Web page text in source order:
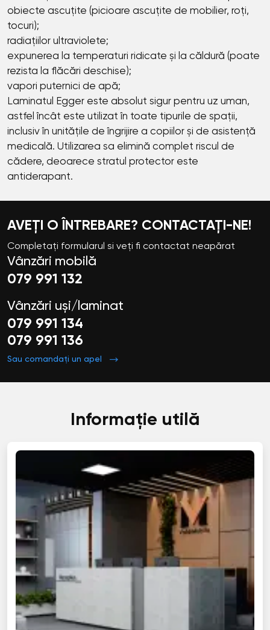
obiecte ascuțite (picioare ascuțite de mobilier, roți,
tocuri);
radiațiilor ultraviolete;
expunerea la temperaturi ridicate și la căldură (poate
rezista la flăcări deschise);
vapori puternici de apă;
Laminatul Egger este absolut sigur pentru uz uman,
astfel încât este utilizat în toate tipurile de spații,
inclusiv în unitățile de îngrijire a copiilor și de asistență
medicală. Utilizarea sa elimină complet riscul de
cădere, deoarece stratul protector este
antiderapant.
AVEȚI O ÎNTREBARE? CONTACTAȚI-NE!
Completați formularul si veți fi contactat neapărat
Vânzări mobilă
079 991 132
Vânzări uși/laminat
079 991 134
079 991 136
Sau comandați un apel
Informație utilă